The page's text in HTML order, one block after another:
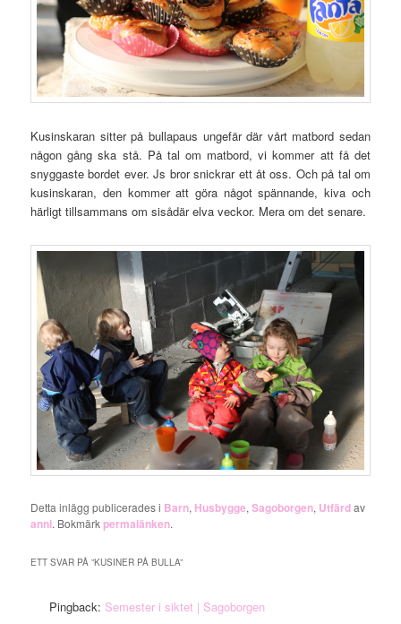
Kusinskaran sitter på bullapaus ungefär där vårt matbord sedan
någon gång ska stå. På tal om matbord, vi kommer att få det
snyggaste bordet ever. Js bror snickrar ett åt oss. Och på tal om
kusinskaran, den kommer att göra något spännande, kiva och
härligt tillsammans om sisådär elva veckor. Mera om det senare.
Detta inlägg publicerades i Barn, Husbygge,Sagoborgen, Utfärdav
anni. Bokmärkpermalänken.
ETT SVAR PÅ ”KUSINER PÅ BULLA”
Pingback: Semester i siktet | Sagoborgen